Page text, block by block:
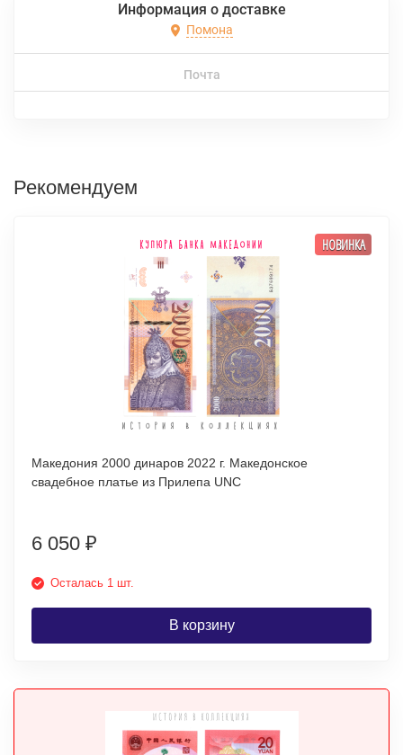
Информация о доставке
Помона
Почта
Рекомендуем
НОВИНКА
Македония 2000 динаров 2022 г. Македонское
свадебное платье из Прилепа UNC
6 050 ₽
Осталась 1 шт.
В корзину